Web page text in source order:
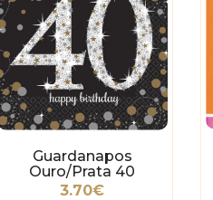
Guardanapos
Ouro/Prata 40
3.70€